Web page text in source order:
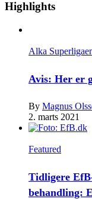
Highlights
Alka
Avis: Her er
By Magnus
2. marts 2021
Featured
Tidligere
behandling: